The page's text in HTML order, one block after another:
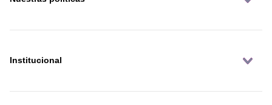
Institucional